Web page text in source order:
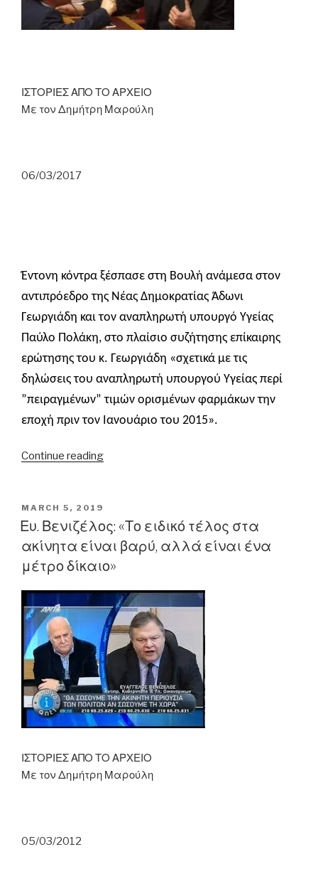
ΙΣΤΟΡΙΕΣ ΑΠΟ ΤΟ ΑΡΧΕΙΟ
Με τον Δημήτρη Μαρούλη
06/03/2017
Έντονη κόντρα ξέσπασε στη Βουλή ανάμεσα στον
αντιπρόεδρο της Νέας Δημοκρατίας Άδωνι
Γεωργιάδη και τον αναπληρωτή υπουργό Υγείας
Παύλο Πολάκη, στο πλαίσιο συζήτησης επίκαιρης
ερώτησης του κ. Γεωργιάδη «σχετικά με τις
δηλώσεις του αναπληρωτή υπουργού Υγείας περί
”πειραγμένων” τιμών ορισμένων φαρμάκων την
εποχή πριν τον Ιανουάριο του 2015».
Continue reading“Άδ.
είμαι
Πολάκης.
Εγώ
θα
σε
κλείσω
φυλακή»”
POSTED
ON
MARCH 5, 2019
Ευ. Βενιζέλος: «Το ειδικό τέλος στα
ακίνητα είναι βαρύ, αλλά είναι ένα
μέτρο δίκαιο»
ΙΣΤΟΡΙΕΣ ΑΠΟ ΤΟ ΑΡΧΕΙΟ
Με τον Δημήτρη Μαρούλη
05/03/2012